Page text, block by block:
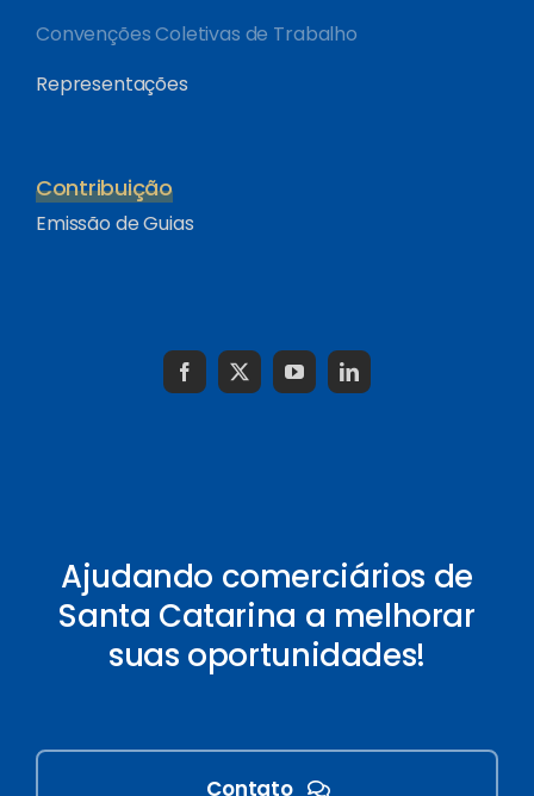
Convenções Coletivas de Trabalho
Representações
Contribuição
Emissão de Guias
Ajudando comerciários de
Santa Catarina a melhorar
suas oportunidades!
Contato